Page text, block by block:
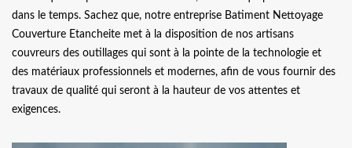
dans le temps. Sachez que, notre entreprise Batiment Nettoyage
Couverture Etancheite met à la disposition de nos artisans
couvreurs des outillages qui sont à la pointe de la technologie et
des matériaux professionnels et modernes, afin de vous fournir des
travaux de qualité qui seront à la hauteur de vos attentes et
exigences.